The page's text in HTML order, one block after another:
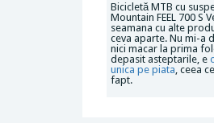
Bicicletă MTB cu
Mountain FEEL 700 S
seamana cu alte
ceva aparte. Nu mi-a
nici macar la prima
depasit asteptarile, e
unica pe piata, ceea
fapt.